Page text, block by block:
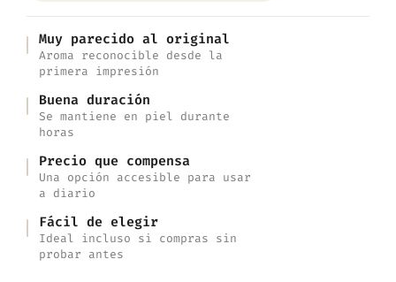
Muy parecido al original
Aroma reconocible desde la
primera impresión
Buena duración
Se mantiene en piel durante
horas
Precio que compensa
Una opción accesible para usar
a diario
Fácil de elegir
Ideal incluso si compras sin
probar antes